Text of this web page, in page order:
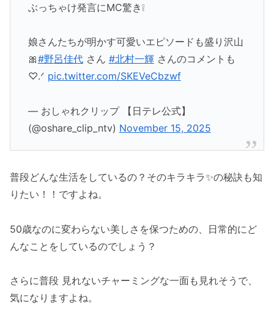
ぶっちゃけ発言にMC驚き❕
娘さんたちが明かす可愛いエピソードも盛り沢山
🎀#野呂佳代さん #北村一輝さんのコメントも
♡.ᐟ pic.twitter.com/SKEVeCbzwf
— おしゃれクリップ 【日テレ公式】
(@oshare_clip_ntv) November 15, 2025
普段どんな生活をしているの？そのキラキラ✨の秘訣も知
りたい！！ですよね。
50歳なのに変わらない美しさを保つための、日常的にど
んなことをしているのでしょう？
さらに普段 見れないチャーミングな一面も見れそうで、
気になりますよね。